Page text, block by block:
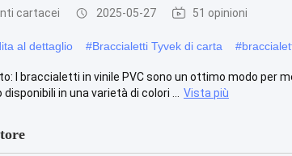
cartacei 2025-05-27 51 opinioni
al dettaglio #Braccialetti Tyvek di carta #
I braccialetti in vinile PVC sono un ottimo modo per
in una varietà di colori ...
Vista più